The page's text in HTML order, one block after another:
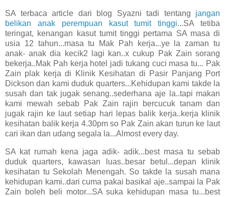
SA terbaca article dari blog Syazni tadi tentang jangan
belikan anak perempuan kasut tumit tinggi...SA tetiba
teringat, kenangan kasut tumit tinggi pertama SA masa di
usia 12 tahun...masa tu Mak Pah kerja...ye la zaman tu
anak- anak dia kecik2 lagi kan..x cukup Pak Zain sorang
bekerja..Mak Pah kerja hotel jadi tukang cuci masa tu... Pak
Zain plak kerja di Klinik Kesihatan di Pasir Panjang Port
Dickson dan kami duduk quarters...Kehidupan kami takde la
susah dan tak jugak senang..sederhana aje la..tapi makan
kami mewah sebab Pak Zain rajin bercucuk tanam dan
jugak rajin ke laut setiap hari lepas balik kerja..kerja klinik
kesihatan balik kerja 4.30pm so Pak Zain akan turun ke laut
cari ikan dan udang segala la...Almost every day.
SA kat rumah kena jaga adik- adik...best masa tu sebab
duduk quarters, kawasan luas..besar betul...depan klinik
kesihatan tu Sekolah Menengah. So takde la susah mana
kehidupan kami..dari cuma pakai basikal aje..sampai la Pak
Zain boleh beli motor...SA suka kehidupan masa tu...best